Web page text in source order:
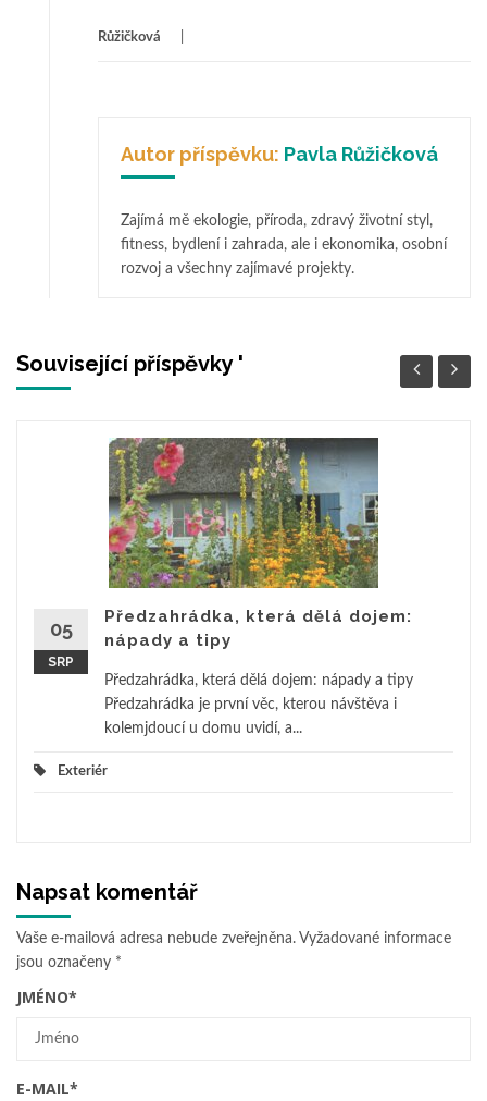
Růžičková
Autor příspěvku: Pavla Růžičková
Zajímá mě ekologie, příroda, zdravý životní styl,
fitness, bydlení i zahrada, ale i ekonomika, osobní
rozvoj a všechny zajímavé projekty.
Související příspěvky '
05
SRP
Předzahrádka, která dělá dojem:
nápady a tipy
Předzahrádka, která dělá dojem: nápady a tipy
Předzahrádka je první věc, kterou návštěva i
kolemjdoucí u domu uvidí, a...
Exteriér
Napsat komentář
Vaše e-mailová adresa nebude zveřejněna. Vyžadované informace
jsou označeny *
JMÉNO*
E-MAIL*